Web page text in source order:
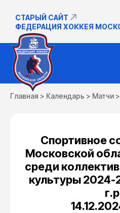
СТАРЫЙ САЙТ
ФЕДЕРАЦИЯ ХОККЕЯ
Главная > Календарь > Матчи >
Спортивное
Московской
среди
культуры 2024-